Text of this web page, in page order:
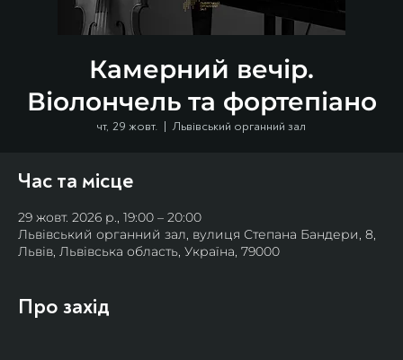
Камерний вечір.
Віолончель та фортепіано
чт, 29 жовт.
  |
Львівський органний зал
Час та місце
29 жовт. 2026 р., 19:00 – 20:00
Львівський органний зал, вулиця Степана Бандери, 8,
Львів, Львівська область, Україна, 79000
Про захід